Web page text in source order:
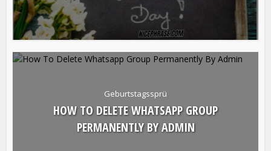
Geburtstagssprü
HOW TO DELETE WHATSAPP GROUP
PERMANENTLY BY ADMIN